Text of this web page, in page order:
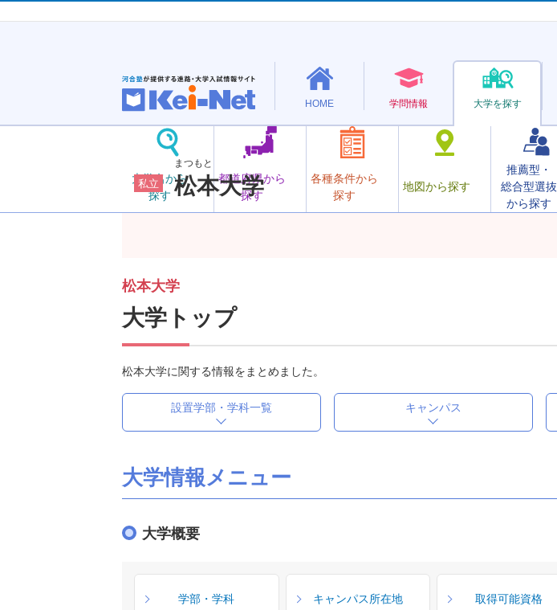
HOME 学問情報 大学を探す
大学名から
探す
都道府県から
探す
各種条件から
探す
地図から探す
推薦型・
総合型選抜
から探す
私立
まつもと
松本大学
松本大学
大学トップ
松本大学に関する情報をまとめました。
設置学部・学科一覧 キャンパス
大学情報メニュー
大学概要
学部・学科 キャンパス所在地 取得可能資格